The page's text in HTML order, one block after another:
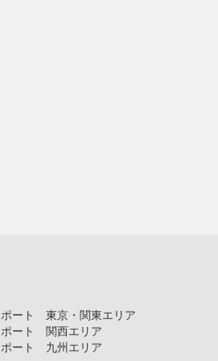
ポート 東京・関東エリア
ポート 関西エリア
ポート 九州エリア